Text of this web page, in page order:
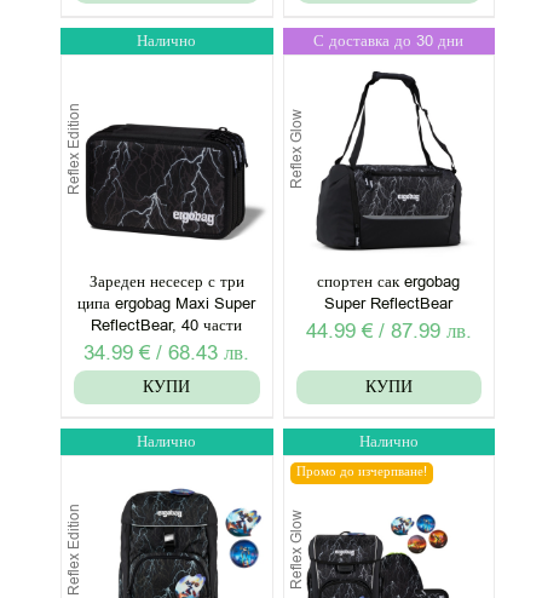
Налично
Reflex Edition
Зареден несесер с три
ципа ergobag Maxi Super
ReflectBear, 40 части
34.99€ /68.43лв.
КУПИ
С доставка до 30 дни
Reflex Glow
спортен сак ergobag
Super ReflectBear
44.99 € / 87.99 лв.
КУПИ
Налично
Reflex Edition
Налично
Промо до изчерпване!
Reflex Glow